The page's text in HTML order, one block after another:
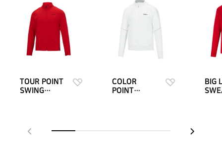
TOUR POINT
SWING
COLOR
POINT
BIG